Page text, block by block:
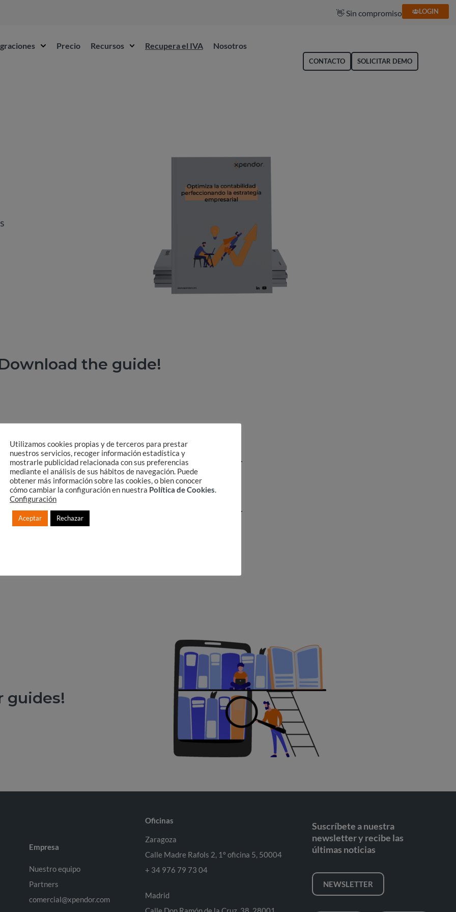
👋 Sin compromiso LOGIN
Precio Recursos Recupera el IVA Nosotros
CONTACTO SOLICITAR DEMO
the guide!
Company email
GUIDE
guides!
Empresa
Nuestro equipo
Partners
comercial@xpendor.com
Oficinas
Zaragoza
Calle Madre Rafols 2, 1º oficina 5, 50004
+ 34 976 79 73 04
Madrid
Suscríbete a nuestra
newsletter y recibe las
últimas noticias
NEWSLETTER
Utilizamos cookies propias y de terceros para prestar
nuestros servicios, recoger información estadística y
mostrarle publicidad relacionada con sus preferencias
mediante el análisis de sus hábitos de navegación. Puede
obtener más información sobre las cookies, o bien conocer
cómo cambiar la configuración en nuestra Política de Cookies.
Configuración
Aceptar Rechazar